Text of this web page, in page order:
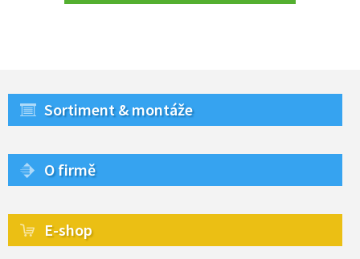
Sortiment & montáže
O firmě
E-shop